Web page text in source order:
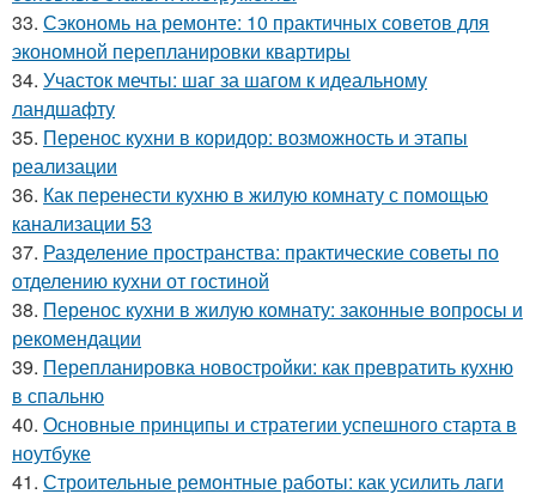
33. Сэкономь на ремонте: 10 практичных советов для
экономной перепланировки квартиры
34. Участок мечты: шаг за шагом к идеальному
ландшафту
35. Перенос кухни в коридор: возможность и этапы
реализации
36. Как перенести кухню в жилую комнату с помощью
канализации 53
37. Разделение пространства: практические советы по
отделению кухни от гостиной
38. Перенос кухни в жилую комнату: законные вопросы и
рекомендации
39. Перепланировка новостройки: как превратить кухню
в спальню
40. Основные принципы и стратегии успешного старта в
ноутбуке
41. Строительные ремонтные работы: как усилить лаги